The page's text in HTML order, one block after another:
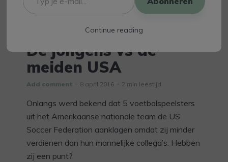
De jongens vs de
meiden USA
Add comment 8 april 2016 2 min leestijd
Onlangs werd bekend dat 5 voetbalspeelsters
uit het Amerikaanse nationale team de US
Soccer Federation aanklagen omdat zij minder
verdienen dan hun mannelijke collega’s. Hebben
zij een punt?
e-
mail...
Continue reading